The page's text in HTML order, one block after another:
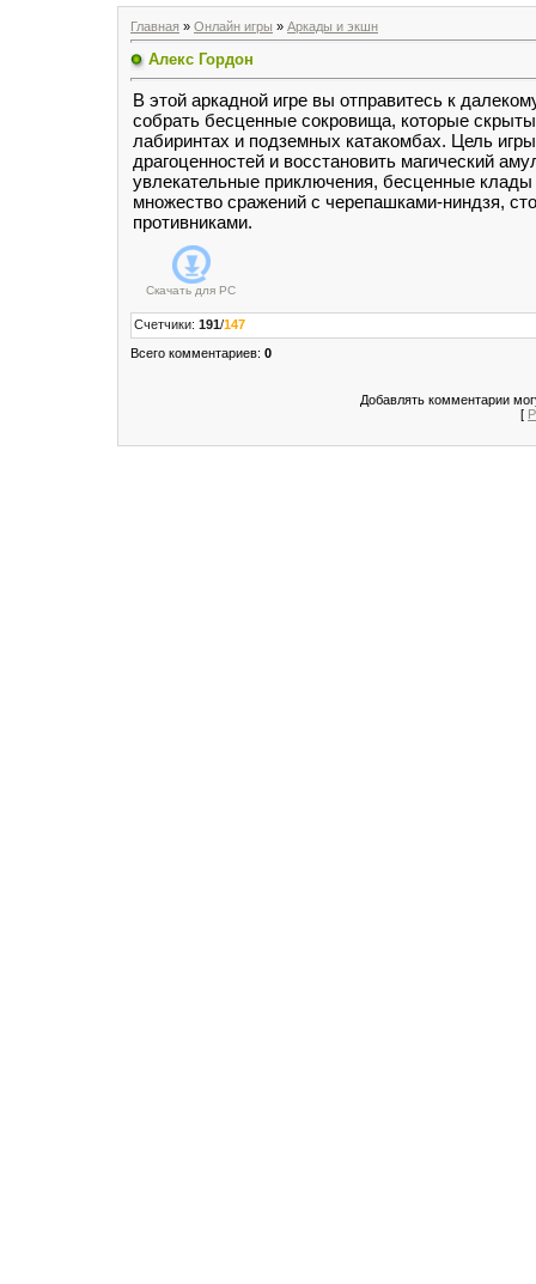
Главная » Онлайн игры » Аркады и экшн
Алекс Гордон
В этой аркадной игре вы отправитесь к
собрать бесценные сокровища, которые
лабиринтах и подземных катакомбах. Цель
драгоценностей и восстановить магический
увлекательные приключения, бесценные
множество сражений с черепашками-ниндзя,
противниками.
Скачать для PC
Счетчики: 191/147
Всего комментариев: 0
Добавлять комментарии
[